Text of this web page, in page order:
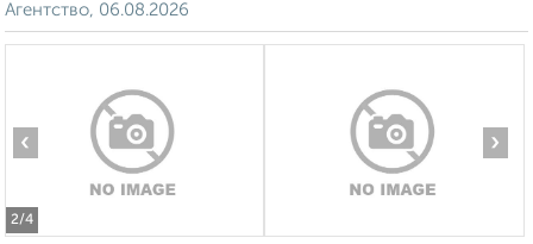
Агентство, 06.08.2026
2/4
‹ ›